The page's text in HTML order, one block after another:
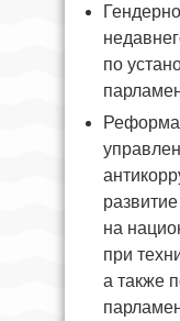
по
Реформа
на
при
а также